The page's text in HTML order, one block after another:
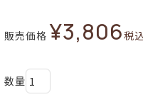
販売価格 ¥3,806税